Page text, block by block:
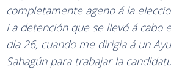
completamente ageno á la
La detención que se llevó á cabo
dia 26, cuando me dirigia á un
Sahagún para trabajar la